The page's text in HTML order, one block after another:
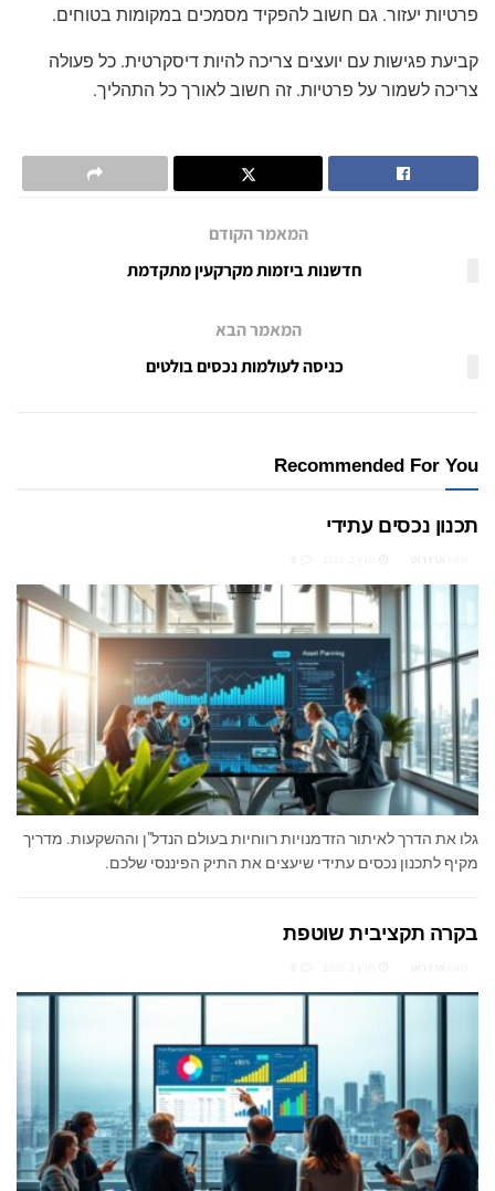
פרטיות יעזור. גם חשוב להפקיד מסמכים במקומות בטוחים.
קביעת פגישות עם יועצים צריכה להיות דיסקרטית. כל פעולה
צריכה לשמור על פרטיות. זה חשוב לאורך כל התהליך.
המאמר הקודם
חדשנות ביזמות מקרקעין מתקדמת
המאמר הבא
כניסה לעולמות נכסים בולטים
Recommended For You
תכנון נכסים עתידי
גלו את הדרך לאיתור הזדמנויות רווחיות בעולם הנדל"ן וההשקעות. מדריך
מקיף לתכנון נכסים עתידי שיעצים את התיק הפיננסי שלכם.
בקרה תקציבית שוטפת